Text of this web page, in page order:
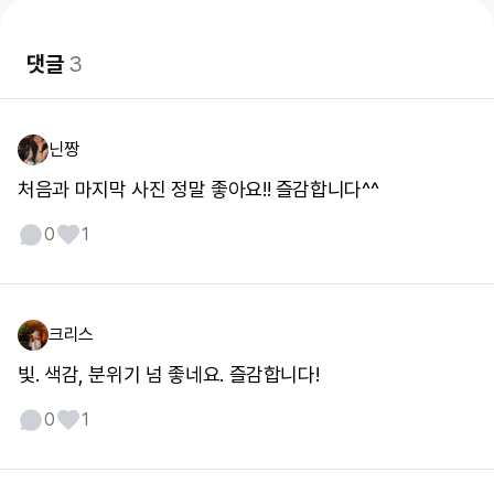
댓글3
닌짱
처음과 마지막 사진 정말 좋아요!! 즐감합니다^^
0 1
크리스
빛. 색감, 분위기 넘 좋네요. 즐감합니다!
0 1